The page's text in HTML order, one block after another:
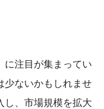
に注目が集まってい
少ないかもしれませ
し、市場規模を拡大